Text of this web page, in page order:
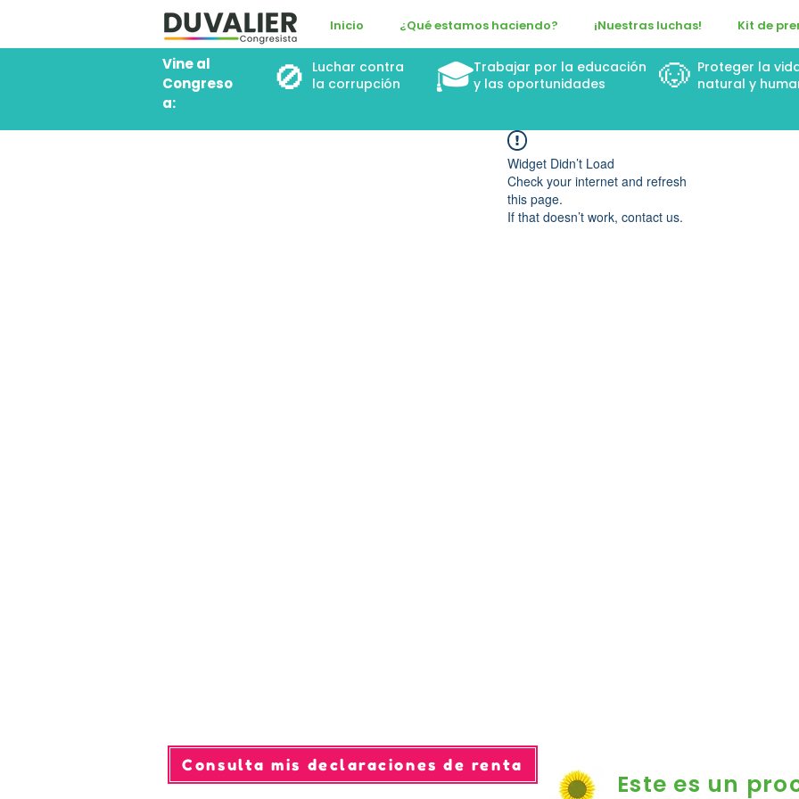
Inicio ¿Qué estamos haciendo? ¡Nuestras luchas! Kit de
Vine al
Congreso
a:
🚫 Luchar contra
la corrupción
🎓Trabajar por la educación
y las oportunidades
🐶 Proteger la
natural y
Widget Didn’t Load
Check your internet and refresh
this page.
If that doesn’t work, contact us.
Consulta mis declaraciones de renta
Este es un